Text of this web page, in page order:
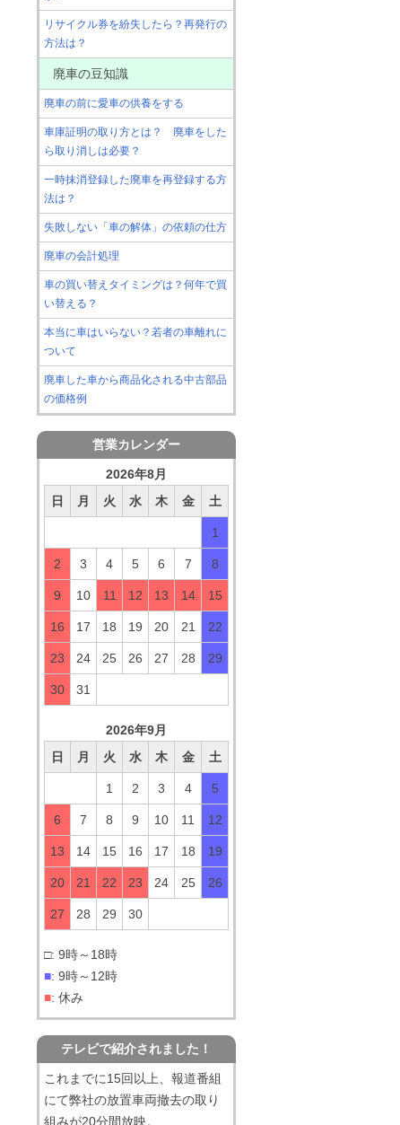
リサイクル券を紛失したら？再発行の
方法は？
廃車の豆知識
廃車の前に愛車の供養をする
車庫証明の取り方とは？ 廃車をした
ら取り消しは必要？
一時抹消登録した廃車を再登録する方
法は？
失敗しない「車の解体」の依頼の仕方
廃車の会計処理
車の買い替えタイミングは？何年で買
い替える？
本当に車はいらない？若者の車離れに
ついて
廃車した車から商品化される中古部品
の価格例
営業カレンダー
2026年8月
日
月 火 水 木 金 土
1
2 3 4 5 6 7 8
9 10 11 12 13 14 15
16 17 18 19 20 21 22
23 24 25 26 27 28 29
30 31
2026年9月
日
月 火 水 木 金 土
1 2 3 4 5
6 7 8 9 10 11 12
13 14 15 16 17 18 19
20 21 22 23 24 25 26
27 28 29 30
□: 9時～18時
■: 9時～12時
■: 休み
テレビで紹介されました！
これまでに15回以上、報道番組
にて弊社の放置車両撤去の取り
組みが20分間放映。